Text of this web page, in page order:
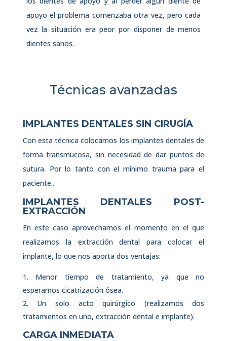
apoyo el problema comenzaba otra vez, pero cada
vez la situación era peor por disponer de menos
dientes sanos.
Técnicas avanzadas
IMPLANTES DENTALES SIN CIRUGÍA
Con esta técnica colocamos los implantes dentales de
forma transmucosa, sin necesidad de dar puntos de
sutura. Por lo tanto con el mínimo trauma para el
paciente..
IMPLANTES DENTALES POST-
EXTRACCIÓN
En este caso aprovechamos el momento en el que
realizamos la extracción dental para colocar el
implante, lo que nos aporta dos ventajas:
Menor tiempo de tratamiento, ya que no
esperamos cicatrización ósea.
Un solo acto quirúrgico (realizamos dos
tratamientos en uno, extracción dental e implante).
CARGA INMEDIATA